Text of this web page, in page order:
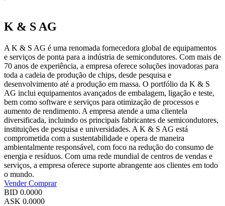
K & S AG
A K & S AG é uma renomada fornecedora global de equipamentos
e serviços de ponta para a indústria de semicondutores. Com mais de
70 anos de experiência, a empresa oferece soluções inovadoras para
toda a cadeia de produção de chips, desde pesquisa e
desenvolvimento até a produção em massa. O portfólio da K & S
AG inclui equipamentos avançados de embalagem, ligação e teste,
bem como software e serviços para otimização de processos e
aumento de rendimento. A empresa atende a uma clientela
diversificada, incluindo os principais fabricantes de semicondutores,
instituições de pesquisa e universidades. A K & S AG está
comprometida com a sustentabilidade e opera de maneira
ambientalmente responsável, com foco na redução do consumo de
energia e resíduos. Com uma rede mundial de centros de vendas e
serviços, a empresa oferece suporte abrangente aos clientes em todo
o mundo.
VenderComprar
BID 0.0000
ASK 0.0000